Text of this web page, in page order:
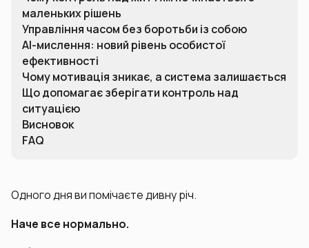
маленьких рішень
Управління часом без боротьби із собою
AI-мислення: новий рівень особистої
ефективності
Чому мотивація зникає, а система залишається
Що допомагає зберігати контроль над
ситуацією
Висновок
FAQ
Одного дня ви помічаєте дивну річ.
Наче все нормально.